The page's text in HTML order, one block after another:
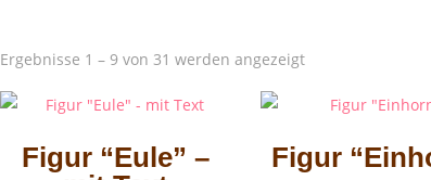
Ergebnisse 1 – 9 von 31 werden angezeigt
Figur “Eule” –
Figur